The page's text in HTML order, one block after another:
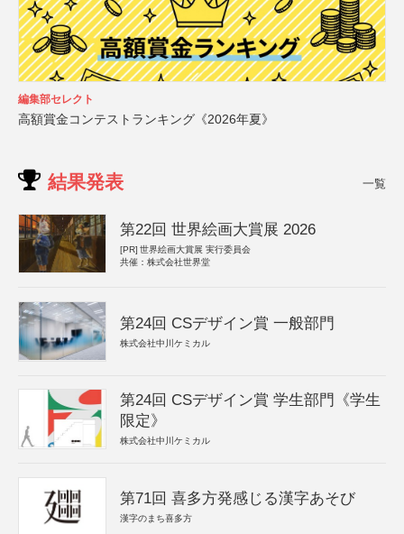
編集部セレクト
高額賞金コンテストランキング《2026年夏》
結果発表 一覧
第22回 世界絵画大賞展 2026
[PR] 世界絵画大賞展 実行委員会
共催：株式会社世界堂
第24回 CSデザイン賞 一般部門
株式会社中川ケミカル
第24回 CSデザイン賞 学生部門《学生
限定》
株式会社中川ケミカル
第71回 喜多方発感じる漢字あそび
漢字のまち喜多方